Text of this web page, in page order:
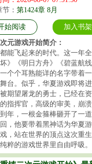
： 第1424章 8月
始阅读 加入书架
元游戏开始简介：
能飞起来的时代。这一年
》《明日方舟》《碧蓝航
个个耳熟能详的名字带着
台。似乎，华夏游戏即将
期望屠龙的勇士，已经在
指挥官，高级的审美，崩
年，一根金箍棒砸开了一
，他要带着黑神话为华夏
，站在世界的顶点这次重
粹的游戏世界里自由呼吸